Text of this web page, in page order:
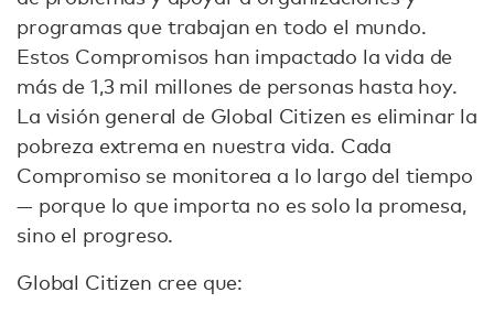
programas que trabajan en todo el mundo.
Estos Compromisos han impactado la vida de
más de 1,3 mil millones de personas hasta hoy.
La visión general de Global Citizen es eliminar la
pobreza extrema en nuestra vida. Cada
Compromiso se monitorea a lo largo del tiempo
— porque lo que importa no es solo la promesa,
sino el progreso.
Global Citizen cree que: